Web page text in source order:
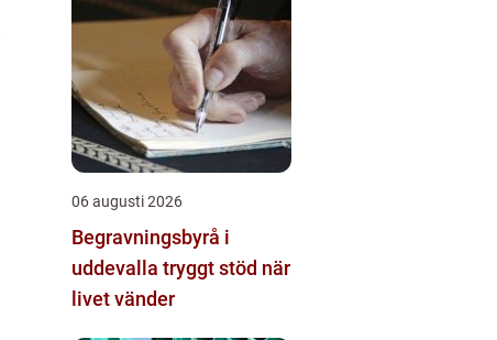
06 augusti 2026
Begravningsbyrå i
uddevalla tryggt stöd när
livet vänder